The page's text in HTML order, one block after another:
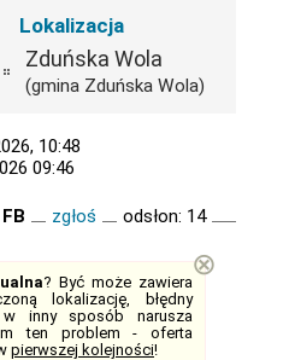
Lokalizacja
Zduńska Wola
(gmina Zduńska Wola)
10:48
09:46
zgłoś odsłon: 14
? Być może zawiera
lokalizację, błędny
inny sposób narusza
ten problem - oferta
pierwszej kolejności!
⊗